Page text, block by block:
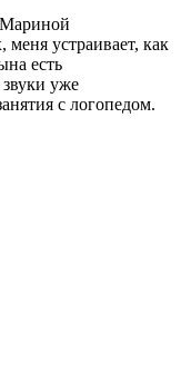
Мариной
устраивает, как
есть
уже
с логопедом.